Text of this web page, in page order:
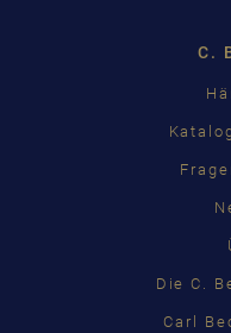
C.
Die C.
Carl